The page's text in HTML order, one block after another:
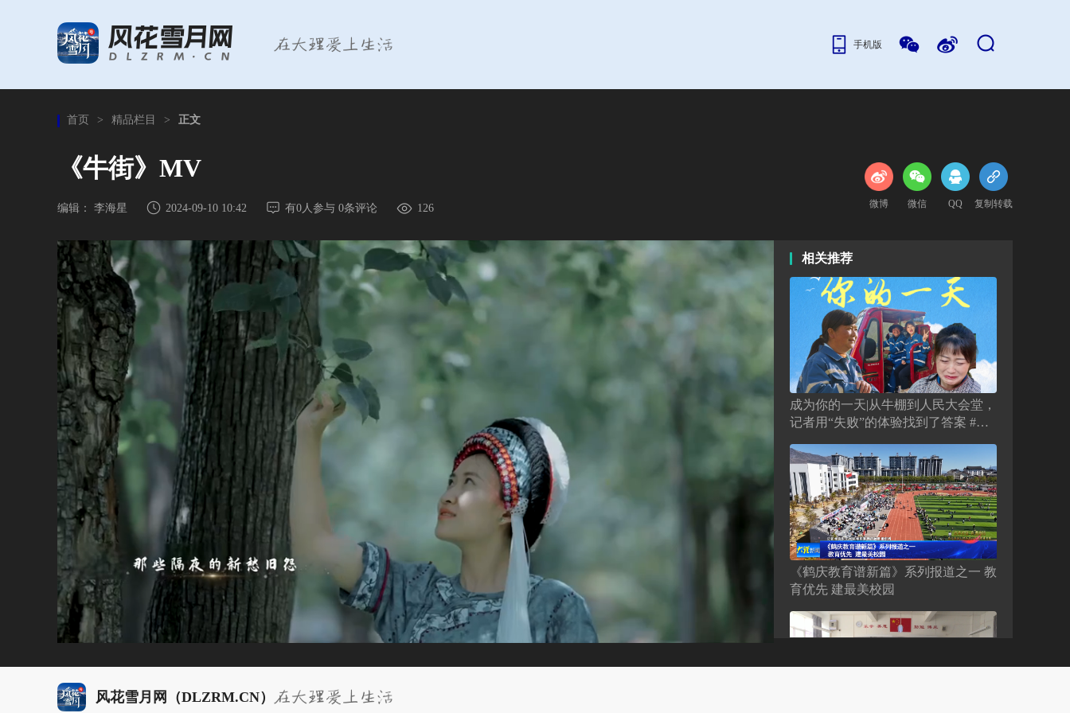
手机版
首页 > 精品栏目 > 正文
《牛街》MV
编辑： 李海星 2024-09-10 10:42 有0人参与 0条评论 126 微博 微信 QQ 复制转载
相关推荐
成为你的一天|从牛棚到人民大会堂，
记者用“失败”的体验找到了答案 #全
边的榜样
《鹤庆教育谱新篇》系列报道之一 教
育优先 建最美校园
风花雪月网（DLZRM.CN）